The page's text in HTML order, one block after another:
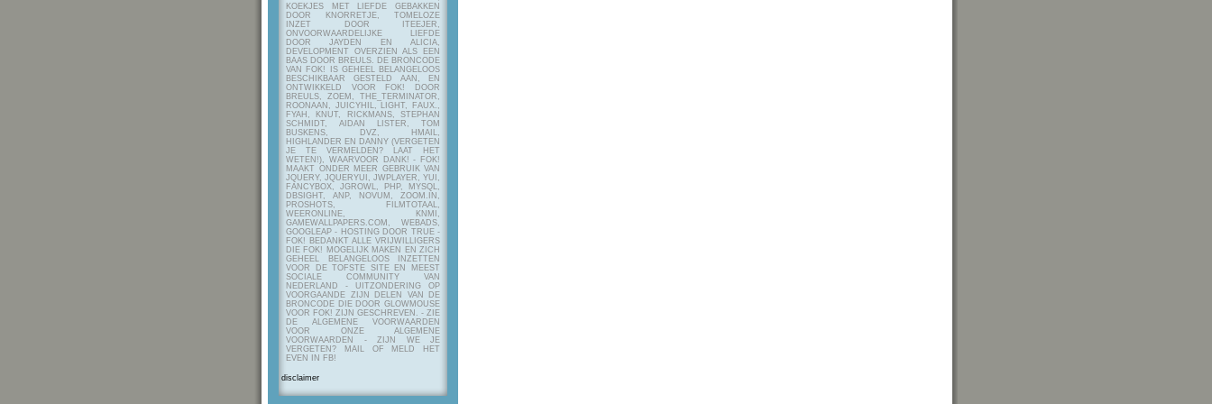
KOEKJES MET LIEFDE GEBAKKEN
DOOR KNORRETJE, TOMELOZE
INZET DOOR ITEEJER,
ONVOORWAARDELIJKE LIEFDE
DOOR JAYDEN EN ALICIA,
DEVELOPMENT OVERZIEN ALS EEN
BAAS DOOR BREULS. DE BRONCODE
VAN FOK! IS GEHEEL BELANGELOOS
BESCHIKBAAR GESTELD AAN, EN
ONTWIKKELD VOOR FOK! DOOR
BREULS, ZOEM, THE_TERMINATOR,
ROONAAN, JUICYHIL, LIGHT, FAUX.,
FYAH, KNUT, RICKMANS, STEPHAN
SCHMIDT, AIDAN LISTER, TOM
BUSKENS, DVZ, HMAIL,
HIGHLANDER EN DANNY (VERGETEN
JE TE VERMELDEN? LAAT HET
WETEN!), WAARVOOR DANK! - FOK!
MAAKT ONDER MEER GEBRUIK VAN
JQUERY, JQUERYUI, JWPLAYER, YUI,
FANCYBOX, JGROWL, PHP, MYSQL,
DBSIGHT, ANP, NOVUM, ZOOM.IN,
PROSHOTS, FILMTOTAAL,
WEERONLINE, KNMI,
GAMEWALLPAPERS.COM, WEBADS,
GOOGLEAP - HOSTING DOOR TRUE -
FOK! BEDANKT ALLE VRIJWILLIGERS
DIE FOK! MOGELIJK MAKEN EN ZICH
GEHEEL BELANGELOOS INZETTEN
VOOR DE TOFSTE SITE EN MEEST
SOCIALE COMMUNITY VAN
NEDERLAND - UITZONDERING OP
VOORGAANDE ZIJN DELEN VAN DE
BRONCODE DIE DOOR GLOWMOUSE
VOOR FOK! ZIJN GESCHREVEN. - ZIE
DE ALGEMENE VOORWAARDEN
VOOR ONZE ALGEMENE
VOORWAARDEN - ZIJN WE JE
VERGETEN? MAIL OF MELD HET
EVEN IN FB!
disclaimer